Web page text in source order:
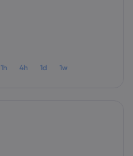
1h 4h 1d 1w